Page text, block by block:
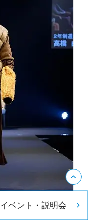
イベント・説明会